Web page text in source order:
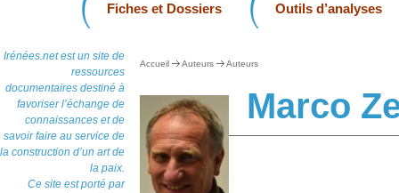
Fiches et Dossiers Outils d’analyses
Irénées.net est un site de
ressources
documentaires destiné à
favoriser l’échange de
connaissances et de
savoir faire au service de
la construction d’un art de
la paix.
Ce site est porté par
Accueil Auteurs Auteurs
Marco